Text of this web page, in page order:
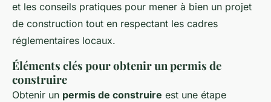
et les conseils pratiques pour mener à bien un projet
de construction tout en respectant les cadres
réglementaires locaux.
Éléments clés pour obtenir un permis de
construire
Obtenir un permis de construire est une étape